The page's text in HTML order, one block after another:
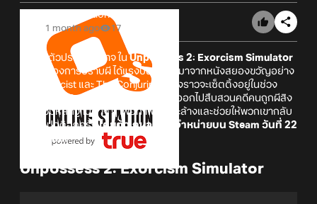
Online Station
1 month ago
17
เตรียมตัวปราบผี ปีศาจ ในUnpossess 2: Exorcism Simulator
เกมจำลองการปราบผี ได้แรงบันดาลใจมาจากหนังสยองขวัญอย่าง
The Exorcist และ The Conjuring เรื่องราวจะเซ็ตติ้งอยู่ในช่วง
ปลายปี 1900 เราจะได้รับบทเป็นหมอผี ออกไปสืบสวนคดีคนถูกผีสิง
รวบรวมหลักฐานต่าง ๆ เพื่อทำพิธีชำระล้างและช่วยให้พวกเขากลับ
มาเป็นปกติอีกครั้ง โดยตัวเกมจะวางจำหน่ายบน Steam วันที่ 22
สิงหาคมนี้!
Unpossess 2: Exorcism Simulator